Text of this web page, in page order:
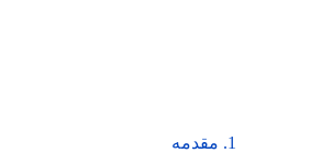
1. مقدمه